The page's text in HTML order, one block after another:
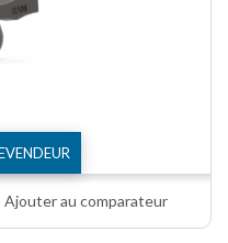
Ajouter au comparateur